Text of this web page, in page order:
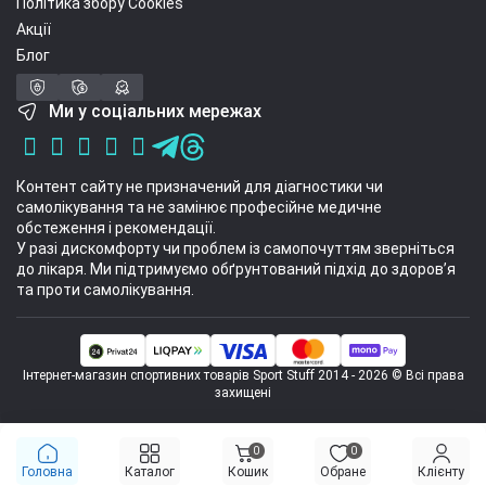
Головна Каталог
0
Кошик
0
Обране Клієнту
назустріч подорожам!
Акції
Блог
Ми у соціальних мережах
Контент сайту не призначений для діагностики чи
самолікування та не замінює професійне медичне
обстеження і рекомендації.
У разі дискомфорту чи проблем із самопочуттям зверніться
до лікаря. Ми підтримуємо обґрунтований підхід до здоров’я
та проти самолікування.
Інтернет-магазин спортивних товарів Sport Stuff 2014 - 2026 © Всі права
захищені